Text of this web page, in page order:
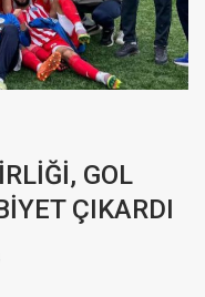
GOL
ÇIKARDI